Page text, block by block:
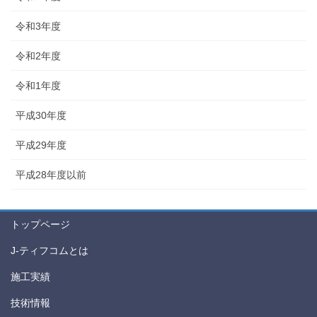
令和3年度
令和2年度
令和1年度
平成30年度
平成29年度
平成28年度以前
トップページ
J-ティフコムとは
施工実績
技術情報